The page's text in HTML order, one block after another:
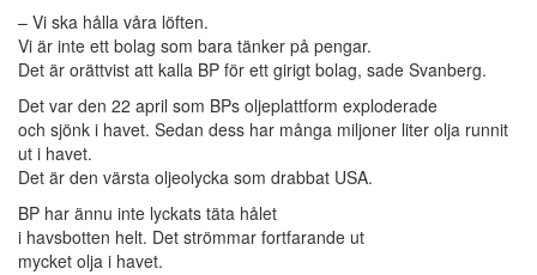
– Vi ska hålla våra löften.
Vi är inte ett bolag som bara tänker på pengar.
Det är orättvist att kalla BP för ett girigt bolag, sade Svanberg.
Det var den 22 april som BPs oljeplattform exploderade
och sjönk i havet. Sedan dess har många miljoner liter olja runnit
ut i havet.
Det är den värsta oljeolycka som drabbat USA.
BP har ännu inte lyckats täta hålet
i havsbotten helt. Det strömmar fortfarande ut
mycket olja i havet.